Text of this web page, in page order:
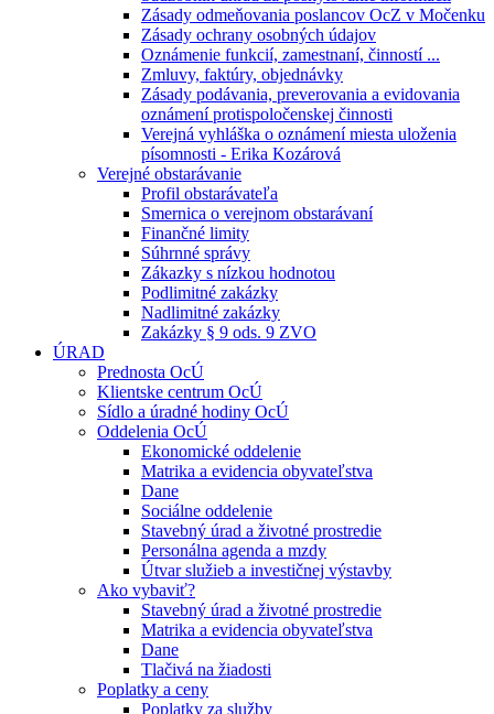
Zásady odmeňovania poslancov OcZ v Močenku
Zásady ochrany osobných údajov
Oznámenie funkcií, zamestnaní, činností ...
Zmluvy, faktúry, objednávky
Zásady podávania, preverovania a evidovania
oznámení protispoločenskej činnosti
Verejná vyhláška o oznámení miesta uloženia
písomnosti - Erika Kozárová
Verejné obstarávanie
Profil obstarávateľa
Smernica o verejnom obstarávaní
Finančné limity
Súhrnné správy
Zákazky s nízkou hodnotou
Podlimitné zakázky
Nadlimitné zakázky
Zakázky § 9 ods. 9 ZVO
ÚRAD
Prednosta OcÚ
Klientske centrum OcÚ
Sídlo a úradné hodiny OcÚ
Oddelenia OcÚ
Ekonomické oddelenie
Matrika a evidencia obyvateľstva
Dane
Sociálne oddelenie
Stavebný úrad a životné prostredie
Personálna agenda a mzdy
Útvar služieb a investičnej výstavby
Ako vybaviť?
Stavebný úrad a životné prostredie
Matrika a evidencia obyvateľstva
Dane
Tlačivá na žiadosti
Poplatky a ceny
Poplatky za služby